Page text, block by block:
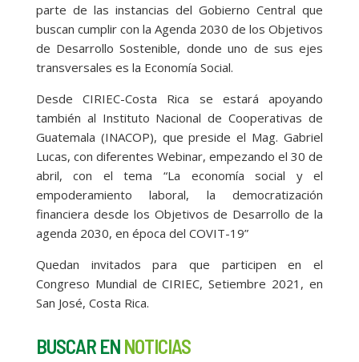
parte de las instancias del Gobierno Central que
buscan cumplir con la Agenda 2030 de los Objetivos
de Desarrollo Sostenible, donde uno de sus ejes
transversales es la Economía Social.
Desde CIRIEC-Costa Rica se estará apoyando
también al Instituto Nacional de Cooperativas de
Guatemala (INACOP), que preside el Mag. Gabriel
Lucas, con diferentes Webinar, empezando el 30 de
abril, con el tema “La economía social y el
empoderamiento laboral, la democratización
financiera desde los Objetivos de Desarrollo de la
agenda 2030, en época del COVIT-19”
Quedan invitados para que participen en el
Congreso Mundial de CIRIEC, Setiembre 2021, en
San José, Costa Rica.
BUSCAR EN NOTICIAS